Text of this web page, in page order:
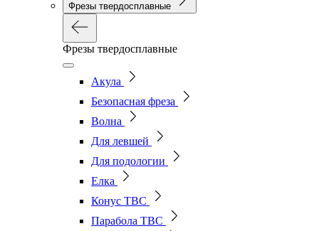
Фрезы твердосплавные
Фрезы твердосплавные
Акула
Безопасная фреза
Волна
Для левшей
Для подологии
Елка
Конус ТВС
Парабола ТВС